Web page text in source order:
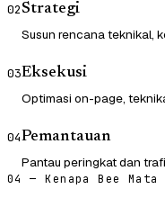
02Strategi
Susun rencana teknikal,
03Eksekusi
Optimasi on-page,
04Pemantauan
Pantau peringkat dan
04 — Kenapa Bee Mata